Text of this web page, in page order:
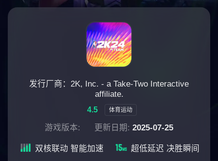
发行厂商：2K, Inc. - a Take-Two Interactive
affiliate.
4.5 体育运动
游戏版本: 更新日期: 2025-07-25
双核联动 智能加速 超低延迟 决胜瞬间